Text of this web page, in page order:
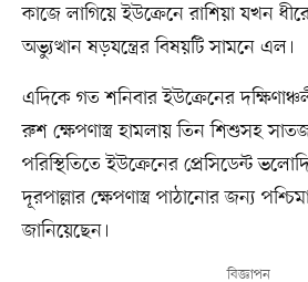
কাজে লাগিয়ে ইউক্রেনে রাশিয়া যখন
অভ্যুত্থান ষড়যন্ত্রের বিষয়টি সামনে এল।
এদিকে গত শনিবার ইউক্রেনের
রুশ ক্ষেপণাস্ত্র হামলায় তিন শিশুসহ
পরিস্থিতিতে ইউক্রেনের প্রেসিডেন্ট
দূরপাল্লার ক্ষেপণাস্ত্র পাঠানোর জন্য
জানিয়েছেন।